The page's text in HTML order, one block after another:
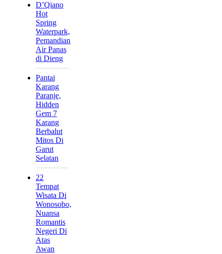
D’Qiano
Hot
Spring
Waterpark,
Pemandian
Air Panas
di Dieng
Pantai
Karang
Paranje,
Hidden
Gem 7
Karang
Berbalut
Mitos Di
Garut
Selatan
22
Tempat
Wisata Di
Wonosobo,
Nuansa
Romantis
Negeri Di
Atas
Awan